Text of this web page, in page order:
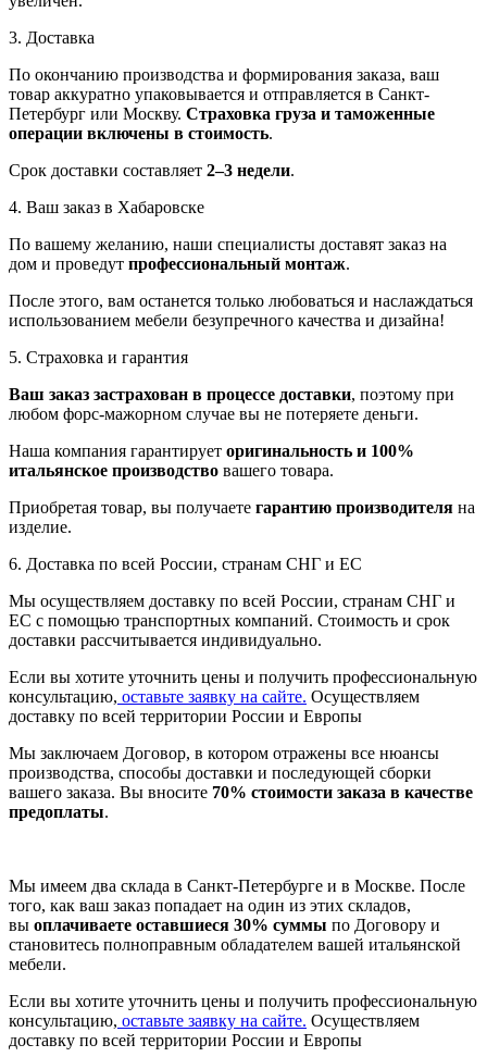
3. Доставка
По окончанию производства и формирования заказа, ваш
товар аккуратно упаковывается и отправляется в Санкт-
Петербург или Москву. Страховка груза и таможенные
операции включены в стоимость.
Срок доставки составляет 2–3 недели.
4. Ваш заказ в Хабаровске
По вашему желанию, наши специалисты доставят заказ на
дом и проведут профессиональный монтаж.
После этого, вам останется только любоваться и наслаждаться
использованием мебели безупречного качества и дизайна!
5. Страховка и гарантия
Ваш заказ застрахован в процессе доставки, поэтому при
любом форс-мажорном случае вы не потеряете деньги.
Наша компания гарантирует оригинальность и 100%
итальянское производство вашего товара.
Приобретая товар, вы получаете гарантию производителя на
изделие.
6. Доставка по всей России, странам СНГ и ЕС
Мы осуществляем доставку по всей России, странам СНГ и
ЕС с помощью транспортных компаний. Стоимость и срок
доставки рассчитывается индивидуально.
Если вы хотите уточнить цены и получить профессиональную
консультацию, оставьте заявку на сайте. Осуществляем
доставку по всей территории России и Европы
Мы заключаем Договор, в котором отражены все нюансы
производства, способы доставки и последующей сборки
вашего заказа. Вы вносите 70% стоимости заказа в качестве
предоплаты.
Мы имеем два склада в Санкт-Петербурге и в Москве. После
того, как ваш заказ попадает на один из этих складов,
вы оплачиваете оставшиеся 30% суммы по Договору и
становитесь полноправным обладателем вашей итальянской
мебели.
Если вы хотите уточнить цены и получить профессиональную
консультацию, оставьте заявку на сайте. Осуществляем
доставку по всей территории России и Европы